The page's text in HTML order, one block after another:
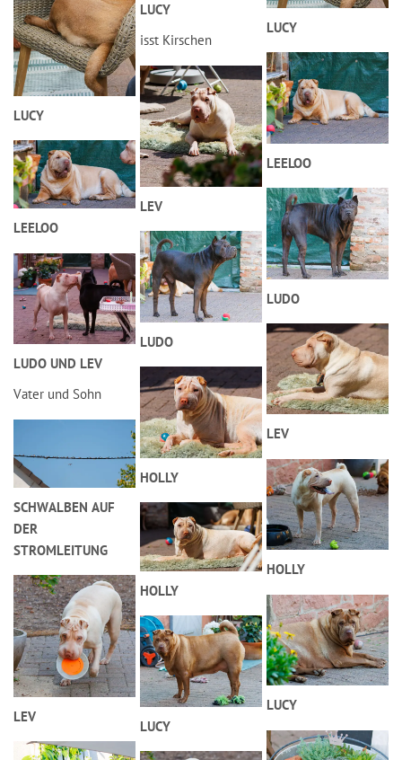
LUCY
LEELOO
LUDO UND LEV
Vater und Sohn
SCHWALBEN AUF
DER
STROMLEITUNG
LEV
LUCY
isst Kirschen
LEV
LUDO
HOLLY
HOLLY
LUCY
LUCY
LEELOO
LUDO
LEV
HOLLY
LUCY